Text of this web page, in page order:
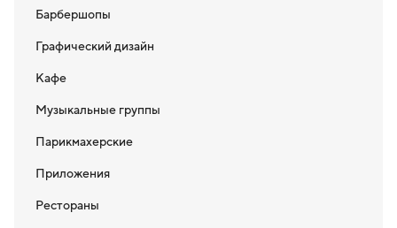
Барбершопы
Графический дизайн
Кафе
Музыкальные группы
Парикмахерские
Приложения
Рестораны